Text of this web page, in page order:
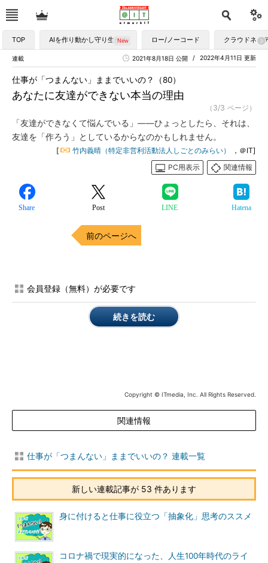
TOP AIを作り動かし守り生かす ロー/ノーコード クラウドネイ
連載 2022年4月11日 更新
2021年8月18日 公開
あなたに友達ができない本当の理由
仕事が「つまんない」ままでいいの？（80）
（3/3 ページ）
「友達ができなくて悩んでいる」――ひょっとしたら、それは、
友達を「作ろう」としているからなのかもしれません。
[ 竹内義晴（特定非営利活動法人しごとのみらい）
，＠IT]
PC用表示
関連情報
Share Post LINE Hatena
前のページへ
会員登録（無料）が必要です
続きを読む
Copyright © ITmedia, Inc. All Rights Reserved.
関連情報
仕事が「つまんない」ままでいいの？ 連載一覧
新しい連載記事が 53 件あります
身に付けると仕事に役立つ「抽象化」思考のススメ
コロナ禍で現実的になった、人生100年時代のライ